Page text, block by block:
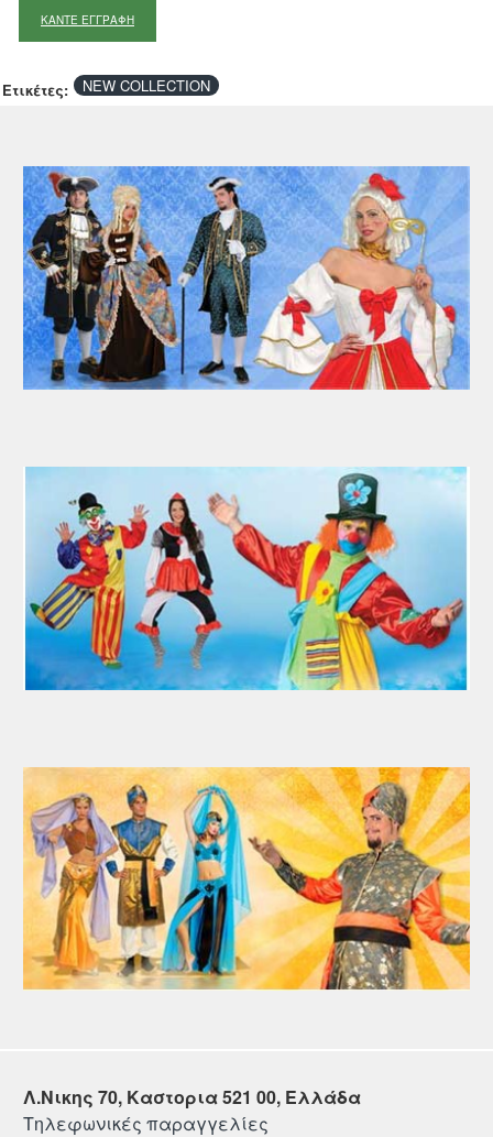
ΚΑΝΤΕ ΕΓΓΡΑΦΗ
Ετικέτες: NEW COLLECTION
Λ.Νικης 70, Καστορια 521 00, Ελλάδα
Τηλεφωνικές παραγγελίες